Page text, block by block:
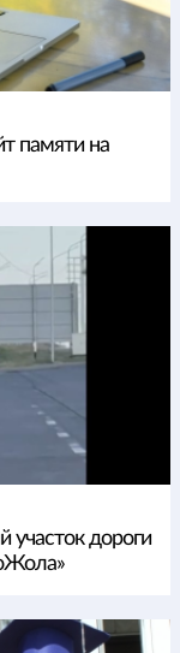
памяти на
участок дороги